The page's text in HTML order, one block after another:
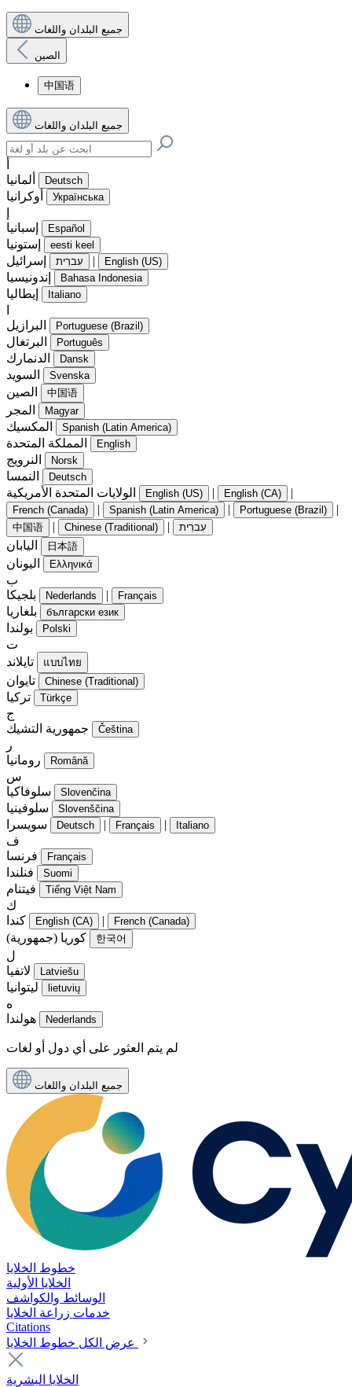
جميع البلدان واللغات
الصين
中国语
جميع البلدان واللغات
ألمانيا
Deutsch
أوكرانيا Українська
إسبانيا
Español
إستونيا eesti keel
إسرائيل עִברִית | English (US)
إندونيسيا Bahasa Indonesia
إيطاليا Italiano
البرازيل
Portuguese (Brazil)
البرتغال Português
الدنمارك Dansk
السويد Svenska
الصين 中国语
المجر Magyar
المكسيك Spanish (Latin America)
المملكة المتحدة English
النرويج Norsk
النمسا Deutsch
الولايات المتحدة الأمريكية English (US) | English (CA) |
French (Canada) | Spanish (Latin America) | Portuguese (Brazil) |
中国语 | Chinese (Traditional) | עִברִית
اليابان 日本語
اليونان Ελληνικά
ب
بلجيكا
Nederlands | Français
بلغاريا български език
بولندا Polski
ت
تايلاند
แบบไทย
تايوان Chinese (Traditional)
تركيا Türkçe
ج
جمهورية التشيك
Čeština
ر
رومانيا
Română
س
سلوفاكيا
Slovenčina
سلوفينيا Slovenščina
سويسرا Deutsch | Français | Italiano
ف
فرنسا
Français
فنلندا Suomi
فيتنام Tiếng Việt Nam
ك
كندا
English (CA) | French (Canada)
كوريا (جمهورية) 한국어
ل
لاتفيا
Latviešu
ليتوانيا lietuvių
ه
هولندا
Nederlands
لم يتم العثور على أي دول أو لغات
جميع البلدان واللغات
خطوط الخلايا
الخلايا الأولية
الوسائط والكواشف
خدمات زراعة الخلايا
Citations
الخلايا البشرية